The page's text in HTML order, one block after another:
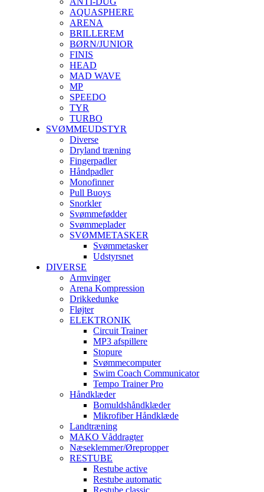
AQUASPHERE
ARENA
BRILLEREM
BØRN/JUNIOR
FINIS
HEAD
MAD WAVE
MP
SPEEDO
TYR
TURBO
SVØMMEUDSTYR
Diverse
Dryland træning
Fingerpadler
Håndpadler
Monofinner
Pull Buoys
Snorkler
Svømmefødder
Svømmeplader
SVØMMETASKER
Svømmetasker
Udstyrsnet
DIVERSE
Armvinger
Arena Kompression
Drikkedunke
Fløjter
ELEKTRONIK
Circuit Trainer
MP3 afspillere
Stopure
Svømmecomputer
Swim Coach Communicator
Tempo Trainer Pro
Håndklæder
Bomuldshåndklæder
Mikrofiber Håndklæde
Landtræning
MAKO Våddragter
Næseklemmer/Ørepropper
RESTUBE
Restube active
Restube automatic
Restube classic